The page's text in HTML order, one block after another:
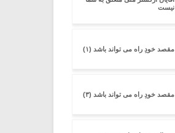
نیست
مقصد خودِ راه می تواند باشد (۱)
مقصد خودِ راه می تواند باشد (۳)